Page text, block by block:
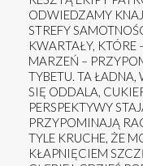
ODWIEDZAMY
STREFY
KWARTAŁY,
MARZEŃ –
TYBETU. TA
SIĘ ODDALA,
PERSPEKTYWY
PRZYPOMINAJĄ
TYLE KRUCHE, ŻE
KŁAPNIĘCIEM